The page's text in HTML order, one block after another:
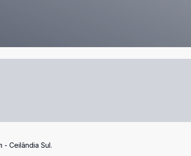
- Ceilândia Sul.